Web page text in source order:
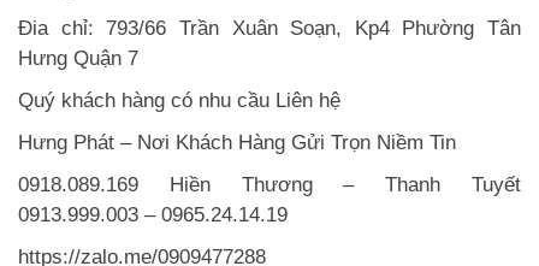
Đia chỉ: 793/66 Trần Xuân Soạn, Kp4 Phường Tân
Hưng Quận 7
Quý khách hàng có nhu cầu Liên hệ
Hưng Phát – Nơi Khách Hàng Gửi Trọn Niềm Tin
0918.089.169 Hiền Thương – Thanh Tuyết
0913.999.003 – 0965.24.14.19
https://zalo.me/0909477288